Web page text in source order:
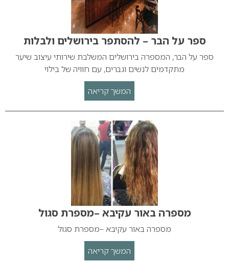
ספר על הבר – להסתפר בירושלים ולבלות
ספר על הבר, המספרה בירושלים המשלבת שירותי עיצוב שיער
מתקדמים לנשים וגברים, עם חוויה של בילוי
המשך קריאה
מספרה באור עקיבא –מספרת סגול
מספרה באור עקיבא –מספרת סגול
המשך קריאה